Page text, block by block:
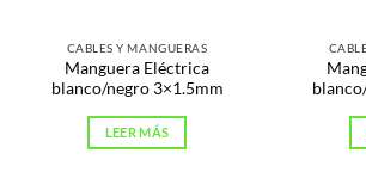
CABLES Y MANGUERAS
Manguera Eléctrica
blanco/negro 3×1.5mm
LEER MÁS